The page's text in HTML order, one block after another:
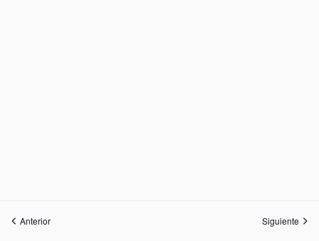
Anterior Siguiente